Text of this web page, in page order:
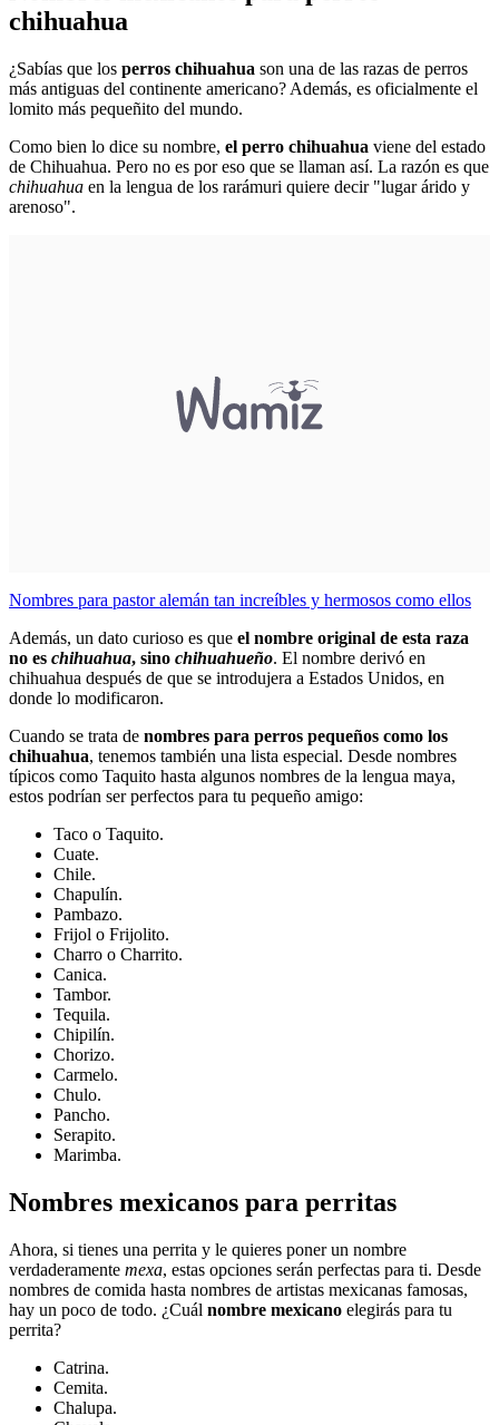
chihuahua
¿Sabías que los perros chihuahua son una de las razas de perros
más antiguas del continente americano? Además, es oficialmente el
lomito más pequeñito del mundo.
Como bien lo dice su nombre, el perro chihuahua viene del estado
de Chihuahua. Pero no es por eso que se llaman así. La razón es que
chihuahua en la lengua de los rarámuri quiere decir "lugar árido y
arenoso".
Nombres para pastor alemán tan increíbles y hermosos como ellos
Además, un dato curioso es que el nombre original de esta raza
no es chihuahua, sino chihuahueño. El nombre derivó en
chihuahua después de que se introdujera a Estados Unidos, en
donde lo modificaron.
Cuando se trata de nombres para perros pequeños como los
chihuahua, tenemos también una lista especial. Desde nombres
típicos como Taquito hasta algunos nombres de la lengua maya,
estos podrían ser perfectos para tu pequeño amigo:
Taco o Taquito.
Cuate.
Chile.
Chapulín.
Pambazo.
Frijol o Frijolito.
Charro o Charrito.
Canica.
Tambor.
Tequila.
Chipilín.
Chorizo.
Carmelo.
Chulo.
Pancho.
Serapito.
Marimba.
Nombres mexicanos para perritas
Ahora, si tienes una perrita y le quieres poner un nombre
verdaderamente mexa, estas opciones serán perfectas para ti. Desde
nombres de comida hasta nombres de artistas mexicanas famosas,
hay un poco de todo. ¿Cuál nombre mexicano elegirás para tu
perrita?
Catrina.
Cemita.
Chalupa.